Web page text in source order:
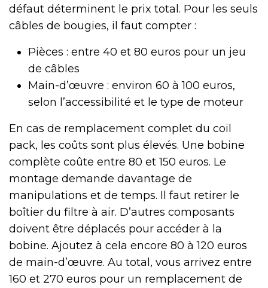
défaut déterminent le prix total. Pour les seuls
câbles de bougies, il faut compter :
Pièces : entre 40 et 80 euros pour un jeu
de câbles
Main-d’œuvre : environ 60 à 100 euros,
selon l’accessibilité et le type de moteur
En cas de remplacement complet du coil
pack, les coûts sont plus élevés. Une bobine
complète coûte entre 80 et 150 euros. Le
montage demande davantage de
manipulations et de temps. Il faut retirer le
boîtier du filtre à air. D’autres composants
doivent être déplacés pour accéder à la
bobine. Ajoutez à cela encore 80 à 120 euros
de main-d’œuvre. Au total, vous arrivez entre
160 et 270 euros pour un remplacement de